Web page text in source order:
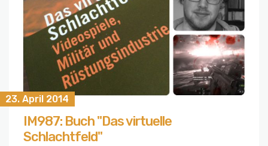
23. April 2014
IM987: Buch "Das virtuelle
Schlachtfeld"